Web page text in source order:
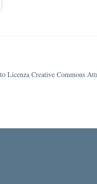
Licenza Creative Commons